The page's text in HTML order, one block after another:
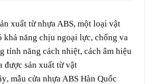
xuất từnhựaABS, một loại vật
khả năng chịu ngoại lực, chống va
tính năng cách nhiệt, cách âm hiệu
được sản xuất từvật
, mẫu cửa nhựa ABS Hàn Quốc